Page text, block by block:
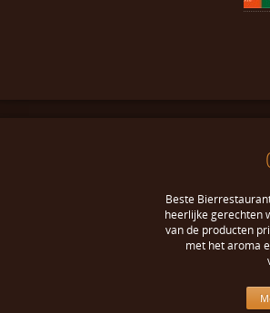
Beste
heerlijke gerechten
van de producten
met het aroma